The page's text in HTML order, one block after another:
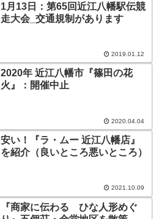
1月13日：第65回近江八幡駅伝競
走大会_交通規制があります
2019.01.12
2020年 近江八幡市『篠田の花
火』：開催中止
2020.04.04
安い！『ラ・ムー 近江八幡店』
を紹介（良いところ悪いところ）
2021.10.09
『商家に伝わる ひな人形めぐ